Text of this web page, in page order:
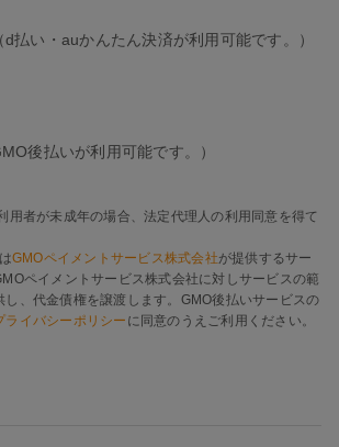
払い・auかんたん決済が利用可能です。）
後払いが利用可能です。）
用者が未成年の場合、法定代理人の利用同意を得て
GMOペイメントサービス株式会社が提供するサー
ペイメントサービス株式会社に対しサービスの範
し、代金債権を譲渡します。GMO後払いサービスの
ライバシーポリシー に同意のうえご利用ください。